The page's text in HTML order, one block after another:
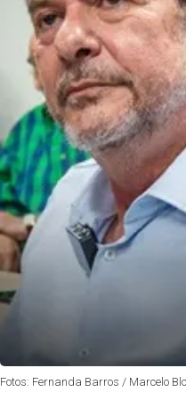
Fotos: Fernanda Barros / Marcelo